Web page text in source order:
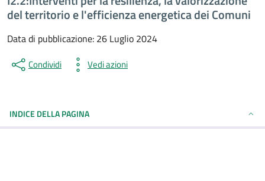
del territorio e l'efficienza energetica dei Comuni
Data di pubblicazione: 26 Luglio 2024
Condividi Vedi azioni
INDICE DELLA PAGINA